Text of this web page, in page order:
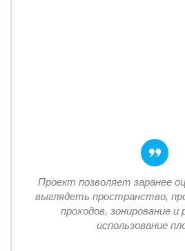
Проект позволяет заранее
выглядеть пространство,
проходов, зонирование и
использование